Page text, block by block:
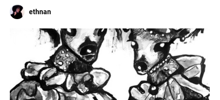
ethnan